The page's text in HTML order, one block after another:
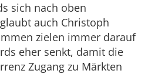
sich nach oben
auch Christoph
zielen immer darauf
eher senkt, damit die
Zugang zu Märkten